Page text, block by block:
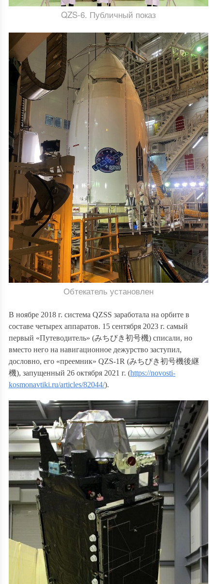
QZS-6. Публичный показ
Обтекатель установлен
В ноябре 2018 г. система QZSS заработала на орбите в
составе четырех аппаратов. 15 сентября 2023 г. самый
первый «Путеводитель» (みちびき初号機) списали, но
вместо него на навигационное дежурство заступил,
дословно, его «преемник» QZS-1R (みちびき初号機後継
機), запущенный 26 октября 2021 г. (https://novosti-
kosmonavtiki.ru/articles/82044/).